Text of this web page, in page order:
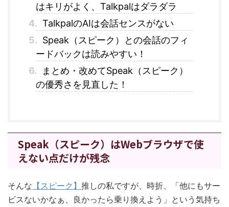
はキリがよく、Talkpalはダラダラ
4. TalkpalのAIは会話センスがない
5. Speak（スピーク）との会話のフィ
ードバックは読みやすい！
6.
まとめ・改めてSpeak（スピーク）
の優秀さを見直した！
Speak（スピーク）はWebブラウザで使
えない点だけが残念
そんな 【スピーク】 推しの私ですが、時折、「他にもサー
ビスないかなぁ、良かったら乗り換えよう」という気持ち